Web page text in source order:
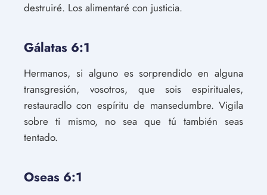
destruiré. Los alimentaré con justicia.
Gálatas 6:1
Hermanos, si alguno es sorprendido en alguna
transgresión, vosotros, que sois espirituales,
restauradlo con espíritu de mansedumbre. Vigila
sobre ti mismo, no sea que tú también seas
tentado.
Oseas 6:1